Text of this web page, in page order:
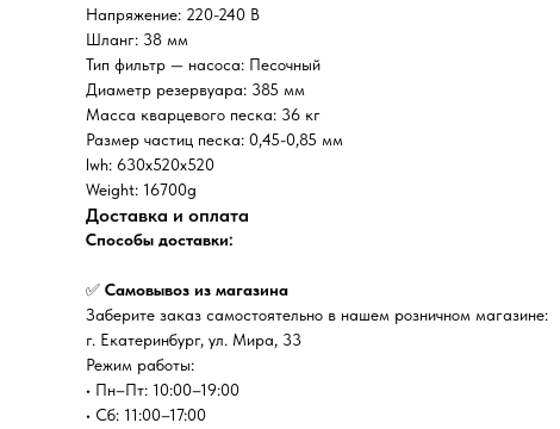
Напряжение: 220-240 В
Шланг: 38 мм
Тип фильтр — насоса: Песочный
Диаметр резервуара: 385 мм
Масса кварцевого песка: 36 кг
Размер частиц песка: 0,45-0,85 мм
lwh: 630x520x520
Weight: 16700g
Доставка и оплата
Способы доставки:
✅ Самовывоз из магазина
Заберите заказ самостоятельно в нашем розничном магазине:
г. Екатеринбург, ул. Мира, 33
Режим работы:
• Пн–Пт: 10:00–19:00
• Сб: 11:00–17:00